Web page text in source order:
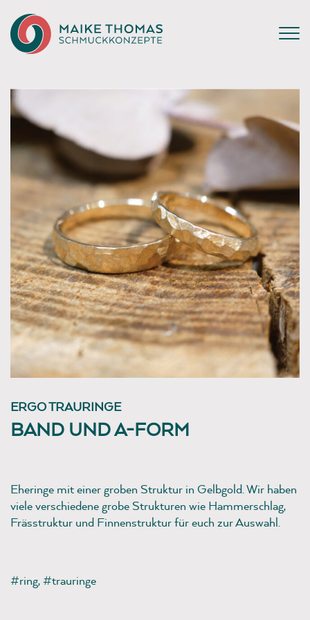
ERGO TRAURINGE
BAND UND A-FORM
Eheringe mit einer groben Struktur in Gelbgold. Wir haben
viele verschiedene grobe Strukturen wie Hammerschlag,
Frässtruktur und Finnenstruktur für euch zur Auswahl.
#ring,#trauringe